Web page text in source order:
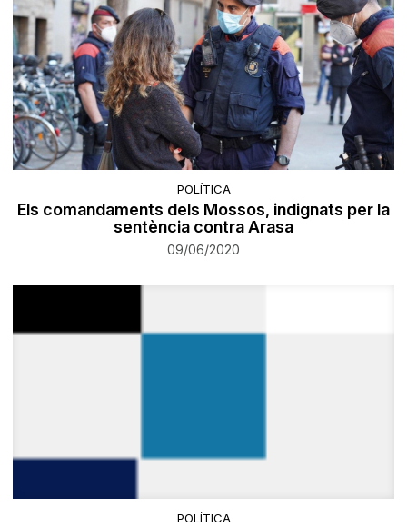
POLÍTICA
Els comandaments dels Mossos, indignats per la
sentència contra Arasa
09/06/2020
POLÍTICA